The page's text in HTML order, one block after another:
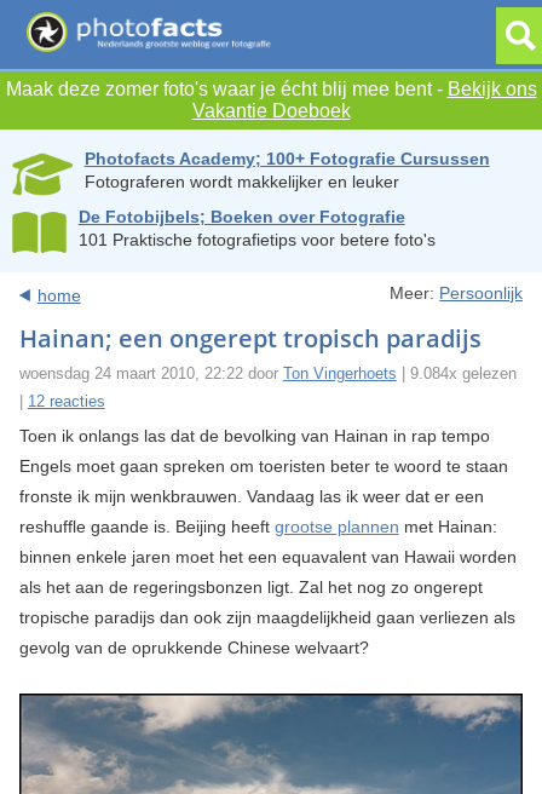
Maak deze zomer foto's waar je écht blij mee bent - Bekijk ons
Vakantie Doeboek
Photofacts Academy; 100+ Fotografie Cursussen
Fotograferen wordt makkelijker en leuker
De Fotobijbels; Boeken over Fotografie
101 Praktische fotografietips voor betere foto's
home Meer: Persoonlijk
Hainan; een ongerept tropisch paradijs
woensdag 24 maart 2010, 22:22 door Ton Vingerhoets | 9.084x gelezen
12 reacties
Toen ik onlangs las dat de bevolking van Hainan in rap tempo
Engels moet gaan spreken om toeristen beter te woord te staan
fronste ik mijn wenkbrauwen. Vandaag las ik weer dat er een
reshuffle gaande is. Beijing heeft grootse plannen met Hainan:
binnen enkele jaren moet het een equavalent van Hawaii worden
als het aan de regeringsbonzen ligt. Zal het nog zo ongerept
tropische paradijs dan ook zijn maagdelijkheid gaan verliezen als
gevolg van de oprukkende Chinese welvaart?